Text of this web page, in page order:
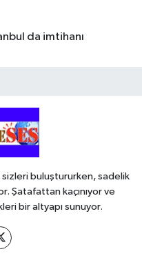
da imtihanı
buluştururken, sadelik
Şatafattan kaçınıyor ve
bir altyapı sunuyor.